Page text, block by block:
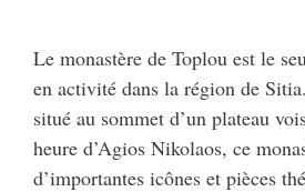
Le monastère de Toplou est le
en activité dans la région de
situé au sommet d’un plateau
heure d’Agios Nikolaos, ce
d’importantes icônes et pièces